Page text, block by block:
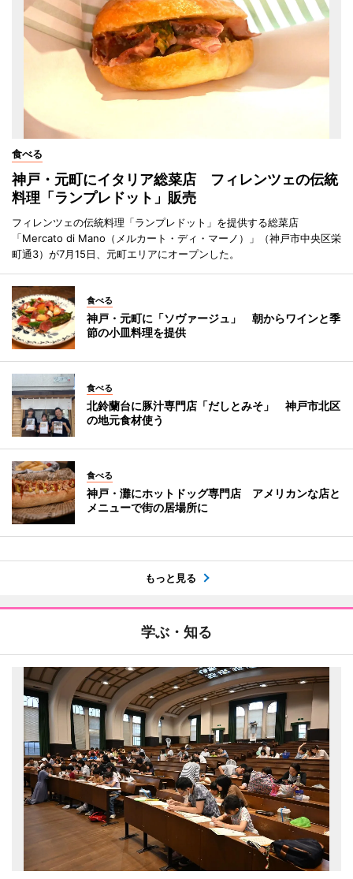
食べる
神戸・元町にイタリア総菜店 フィレンツェの伝統
料理「ランプレドット」販売
フィレンツェの伝統料理「ランプレドット」を提供する総菜店
「Mercato di Mano（メルカート・ディ・マーノ）」（神戸市中央区栄
町通3）が7月15日、元町エリアにオープンした。
食べる
神戸・元町に「ソヴァージュ」 朝からワインと季
節の小皿料理を提供
食べる
北鈴蘭台に豚汁専門店「だしとみそ」 神戸市北区
の地元食材使う
食べる
神戸・灘にホットドッグ専門店 アメリカンな店と
メニューで街の居場所に
もっと見る
学ぶ・知る